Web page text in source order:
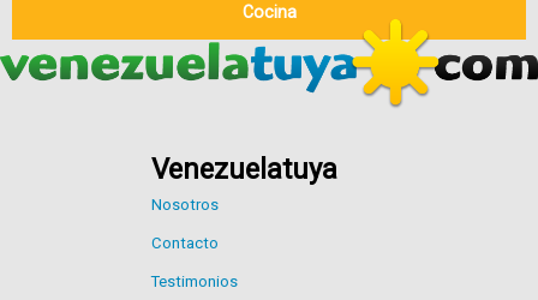
Cocina
Venezuelatuya
Nosotros
Contacto
Testimonios